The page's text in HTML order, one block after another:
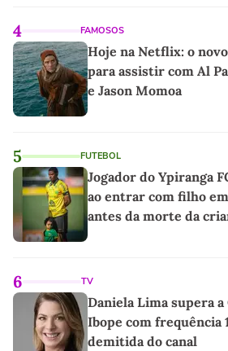
4 FAMOSOS
Hoje na Netflix: o
para assistir com Al
e Jason Momoa
5 FUTEBOL
Jogador do Ypiranga
ao entrar com filho
antes da morte da
6 TV
Daniela Lima supera a
Ibope com frequência
demitida do canal